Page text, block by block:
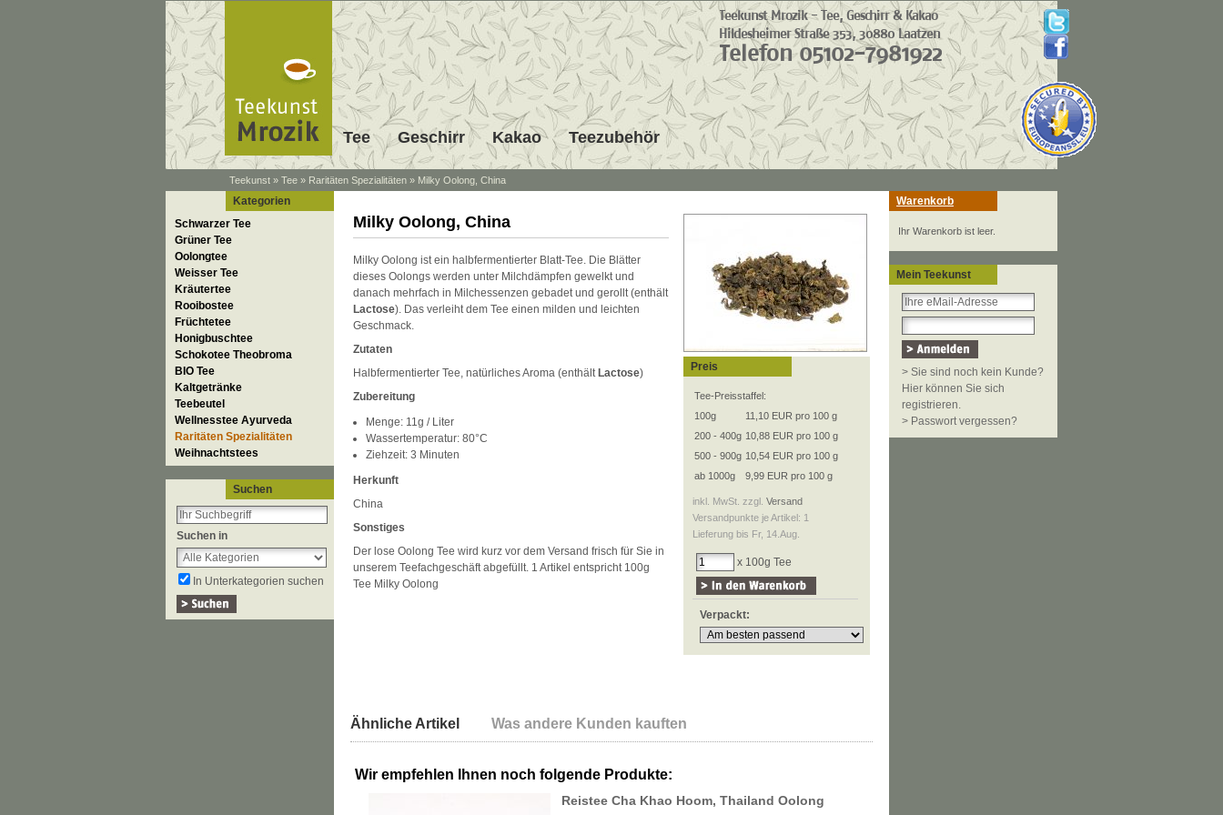
Tee Geschirr Kakao Teezubehör
Teekunst » Tee » Raritäten Spezialitäten » Milky Oolong, China
Kategorien
Schwarzer Tee
Grüner Tee
Oolongtee
Weisser Tee
Kräutertee
Rooibostee
Früchtetee
Honigbuschtee
Schokotee Theobroma
BIO Tee
Kaltgetränke
Teebeutel
Wellnesstee Ayurveda
Raritäten Spezialitäten
Weihnachtstees
Suchen
Suchen in
In Unterkategorien suchen
Milky Oolong, China
Milky Oolong ist ein halbfermentierter Blatt-Tee. Die Blätter
dieses Oolongs werden unter Milchdämpfen gewelkt und
danach mehrfach in Milchessenzen gebadet und gerollt (enthält
Lactose). Das verleiht dem Tee einen milden und leichten
Geschmack.
Zutaten
Halbfermentierter Tee, natürliches Aroma (enthält Lactose)
Zubereitung
Menge: 11g / Liter
Wassertemperatur: 80°C
Ziehzeit: 3 Minuten
Herkunft
China
Sonstiges
Der lose Oolong Tee wird kurz vor dem Versand frisch für Sie in
unserem Teefachgeschäft abgefüllt. 1 Artikel entspricht 100g
Tee Milky Oolong
Preis
Tee-Preisstaffel:
100g
11,10 EUR pro 100 g
200 - 400g 10,88 EUR pro 100 g
500 - 900g 10,54 EUR pro 100 g
ab 1000g
9,99 EUR pro 100 g
inkl. MwSt. zzgl. Versand
Versandpunkte je Artikel: 1
Lieferung bis Fr, 14.Aug.
x 100g Tee
Verpackt:
Ähnliche Artikel Was andere Kunden kauften
Wir empfehlen Ihnen noch folgende Produkte:
Reistee Cha Khao Hoom, Thailand Oolong
Warenkorb
Ihr Warenkorb ist leer.
Mein Teekunst
> Sie sind noch kein Kunde?
Hier können Sie sich
registrieren.
> Passwort vergessen?